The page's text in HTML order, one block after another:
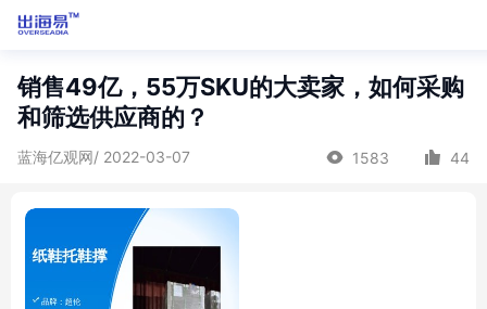
销售49亿，55万SKU的大卖家，如何采购
和筛选供应商的？
蓝海亿观网/ 2022-03-07 1583 44